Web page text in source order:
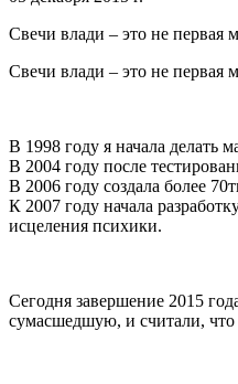
Свечи влади – это не первая
Свечи влади – это не первая
В 1998 году я начала делать
В 2004 году после
В 2006 году создала более
К 2007 году начала
исцеления психики.
Сегодня завершение 2015
сумасшедшую, и считали, что